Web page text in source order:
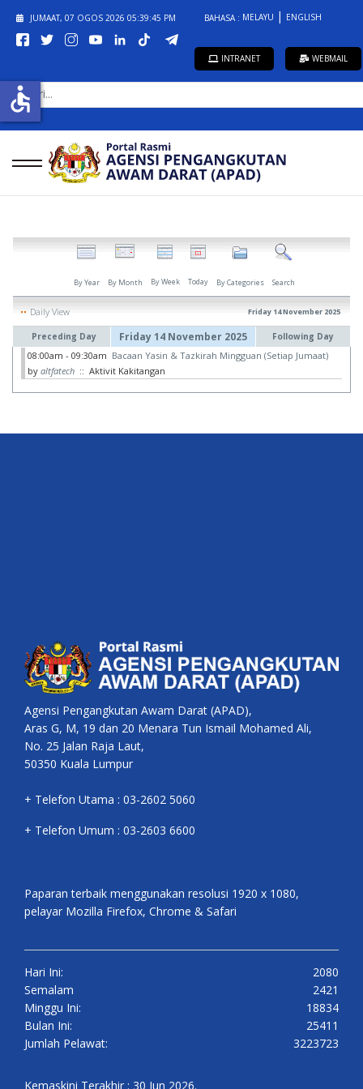
JUMAAT, 07 OGOS 2026 05:39:45 PM BAHASA : MELAYU ENGLISH
INTRANET WEBMAIL
CARI...
By Year By Month By Week Today By Categories Search
Daily View Friday 14 November 2025
Preceding Day Friday 14 November 2025 Following Day
08:00am - 09:30am Bacaan Yasin & Tazkirah Mingguan (Setiap Jumaat)
by altfatech :: Aktivit Kakitangan
Agensi Pengangkutan Awam Darat (APAD),
Aras G, M, 19 dan 20 Menara Tun Ismail Mohamed Ali,
No. 25 Jalan Raja Laut,
50350 Kuala Lumpur
+ Telefon Utama : 03-2602 5060
+ Telefon Umum : 03-2603 6600
Paparan terbaik menggunakan resolusi 1920 x 1080,
pelayar Mozilla Firefox, Chrome & Safari
Hari Ini:
2080
Semalam
2421
Minggu Ini:
18834
Bulan Ini:
25411
Jumlah Pelawat:
3223723
Kemaskini Terakhir : 30 Jun 2026.
accessible